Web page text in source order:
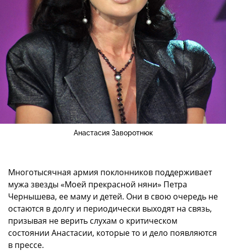
Анастасия Заворотнюк
Многотысячная армия поклонников поддерживает
мужа звезды «Моей прекрасной няни» Петра
Чернышева, ее маму и детей. Они в свою очередь не
остаются в долгу и периодически выходят на связь,
призывая не верить слухам о критическом
состоянии Анастасии, которые то и дело появляются
в прессе.